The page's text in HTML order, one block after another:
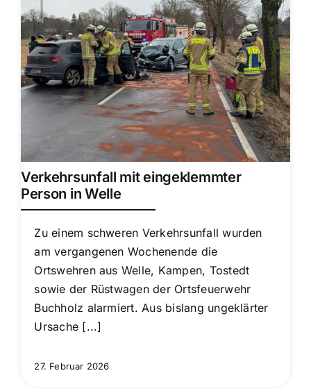
Verkehrsunfall mit eingeklemmter
Person in Welle
Zu einem schweren Verkehrsunfall wurden
am vergangenen Wochenende die
Ortswehren aus Welle, Kampen, Tostedt
sowie der Rüstwagen der Ortsfeuerwehr
Buchholz alarmiert. Aus bislang ungeklärter
Ursache [...]
27. Februar 2026